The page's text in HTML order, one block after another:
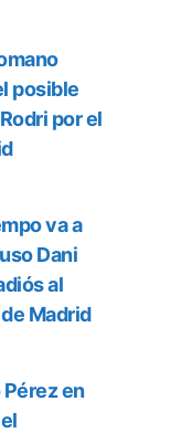
posible
por el
va a
Dani
al
Madrid
en